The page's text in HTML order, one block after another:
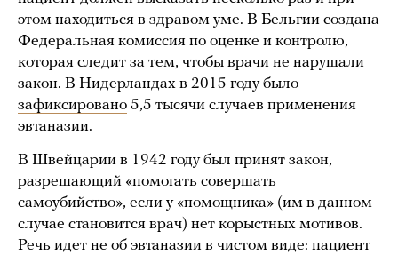
этом находиться в здравом уме. В Бельгии создана
Федеральная комиссия по оценке и контролю,
которая следит за тем, чтобы врачи не нарушали
закон. В Нидерландах в 2015 годубыло
зафиксировано 5,5 тысячи случаев применения
эвтаназии.
В Швейцарии в 1942 году был принят закон,
разрешающий «помогать совершать
самоубийство», если у «помощника» (им в данном
случае становится врач) нет корыстных мотивов.
Речь идет не об эвтаназии в чистом виде: пациент